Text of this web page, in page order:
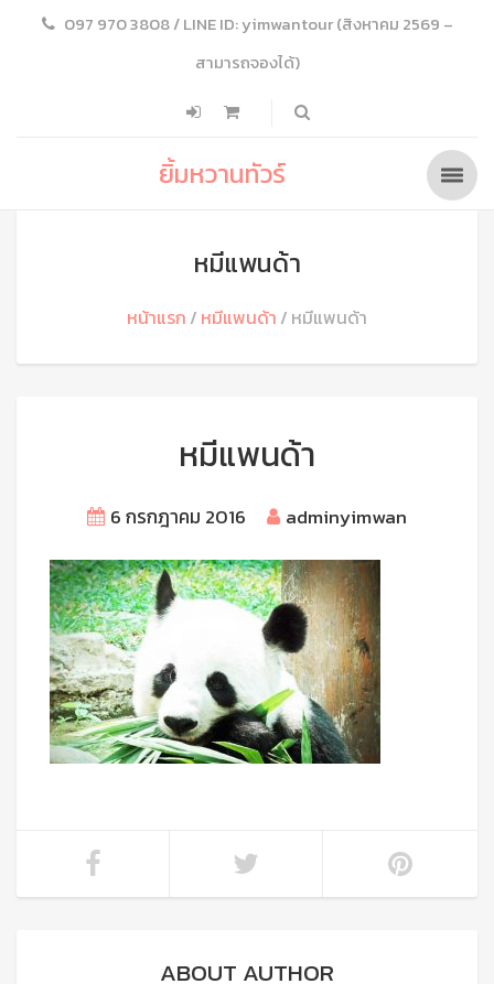
097 970 3808 / LINE ID: yimwantour (สิงหาคม 2569 –
สามารถจองได้)
ยิ้มหวานทัวร์
หมีแพนด้า
หน้าแรก หมีแพนด้า หมีแพนด้า
หมีแพนด้า
6 กรกฎาคม 2016 adminyimwan
ABOUT AUTHOR